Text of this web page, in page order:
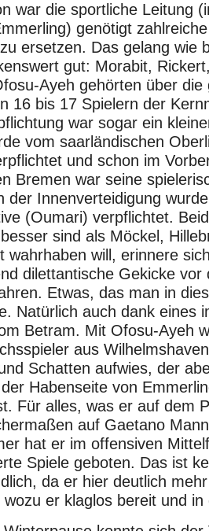
war die sportliche Leitung
genötigt
ersetzen. Das gelang wie
gut: Morabit,
Ayeh gehörten über die
16 bis 17 Spielern der
war sogar ein
vom saarländischen
und schon im
Bremen war seine
der Innenverteidigung
(Oumari) verpflichtet.
sind als Möckel,
wahrhaben will, erinnere
dilettantische Gekicke vor
Etwas, das man in
Natürlich auch dank eines
Betram. Mit Ofosu-Ayeh
aus
Schatten aufwies, der
Habenseite von
Für alles, was er auf dem
auf Gaetano
hat er im offensiven
Spiele geboten. Das ist
da er hier deutlich
wozu er klaglos bereit und